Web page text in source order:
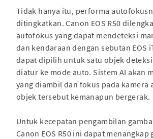
Tidak hanya itu, performa
ditingkatkan. Canon EOS R50
autofokus yang dapat mendeteksi
dan kendaraan dengan sebutan EOS
dapat dipilih untuk satu objek
diatur ke mode auto. Sistem AI akan
yang diambil dan fokus pada kamera
objek tersebut kemanapun bergerak.
Untuk kecepatan pengambilan
Canon EOS R50 ini dapat menangkap